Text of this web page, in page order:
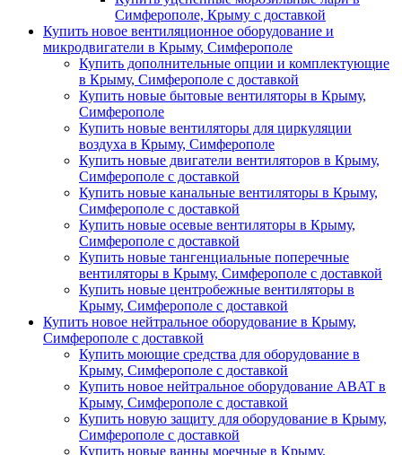
Симферополе, Крыму с доставкой
Купить новое вентиляционное оборудование и
микродвигатели в Крыму, Симферополе
Купить дополнительные опции и комплектующие
в Крыму, Симферополе с доставкой
Купить новые бытовые вентиляторы в Крыму,
Симферополе
Купить новые вентиляторы для циркуляции
воздуха в Крыму, Симферополе
Купить новые двигатели вентиляторов в Крыму,
Симферополе с доставкой
Купить новые канальные вентиляторы в Крыму,
Симферополе с доставкой
Купить новые осевые вентиляторы в Крыму,
Симферополе с доставкой
Купить новые тангенциальные поперечные
вентиляторы в Крыму, Симферополе с доставкой
Купить новые центробежные вентиляторы в
Крыму, Симферополе с доставкой
Купить новое нейтральное оборудование в Крыму,
Симферополе с доставкой
Купить моющие средства для оборудование в
Крыму, Симферополе с доставкой
Купить новое нейтральное оборудование ABAT в
Крыму, Симферополе с доставкой
Купить новую защиту для оборудование в Крыму,
Симферополе с доставкой
Купить новые ванны моечные в Крыму,